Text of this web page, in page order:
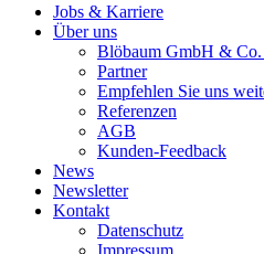
Jobs & Karriere
Über uns
Blöbaum GmbH &
Partner
Empfehlen Sie uns
Referenzen
AGB
Kunden-Feedback
News
Newsletter
Kontakt
Datenschutz
Impressum